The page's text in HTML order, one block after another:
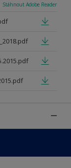
Stáhnout Adobe Reader